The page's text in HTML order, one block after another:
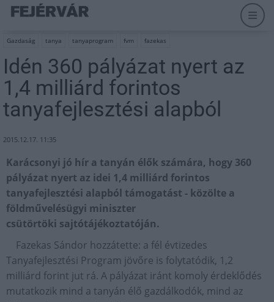
Gazdaság tanya tanyaprogram fvm fazekas
Idén 360 pályázat nyert az
1,4 milliárd forintos
tanyafejlesztési alapból
2015.12.17. 11:35
Karácsonyi jó hír a tanyán élők számára, hogy 360
pályázat nyert az idei 1,4 milliárd forintos
tanyafejlesztési alapból támogatást - közölte a
földművelésügyi miniszter
csütörtöki sajtótájékoztatóján.
Fazekas Sándor hozzátette: a fél évtizedes
Tanyafejlesztési Program jövőre is folytatódik, 1,2
milliárd forint jut rá. A pályázat iránt komoly érdeklődés
mutatkozik mind a tanyán élő gazdálkodók, mind az